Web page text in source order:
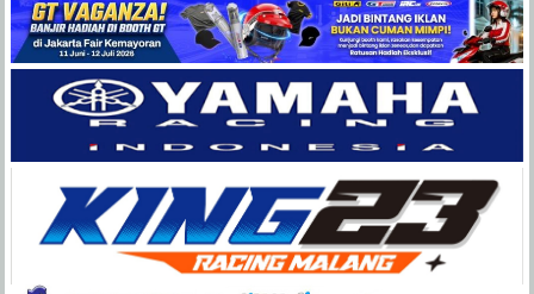
Balap
Paling
Lengkap